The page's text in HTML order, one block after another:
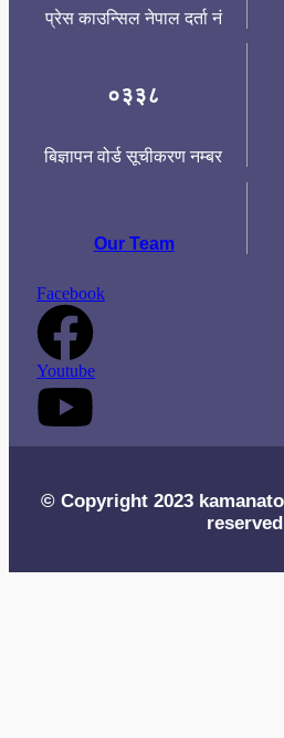
प्रेस काउन्सिल नेपाल दर्ता नं
०३३८
बिज्ञापन वोर्ड सूचीकरण नम्बर
Our Team
Facebook
Youtube
© Copyright 2023